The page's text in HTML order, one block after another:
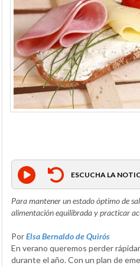
ESCUCHA LA
Para mantener un estado óptimo de
alimentación equilibrada y practicar
PorElsa Bernaldo de Quirós
En verano queremos perder
durante el año. Con un plan de